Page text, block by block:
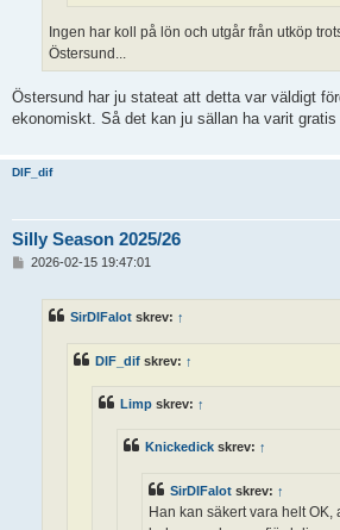
Ingen har koll på lön och utgår från utköp
Östersund...
Östersund har ju stateat att detta var väldigt
ekonomiskt. Så det kan ju sällan ha varit gratis
DIF_dif
Silly Season 2025/26
2026-02-15 19:47:01
SirDIFalot skrev: ↑
DIF_dif skrev: ↑
Limp skrev: ↑
Knickedick skrev: ↑
SirDIFalot skrev: ↑
Han kan säkert vara helt OK,